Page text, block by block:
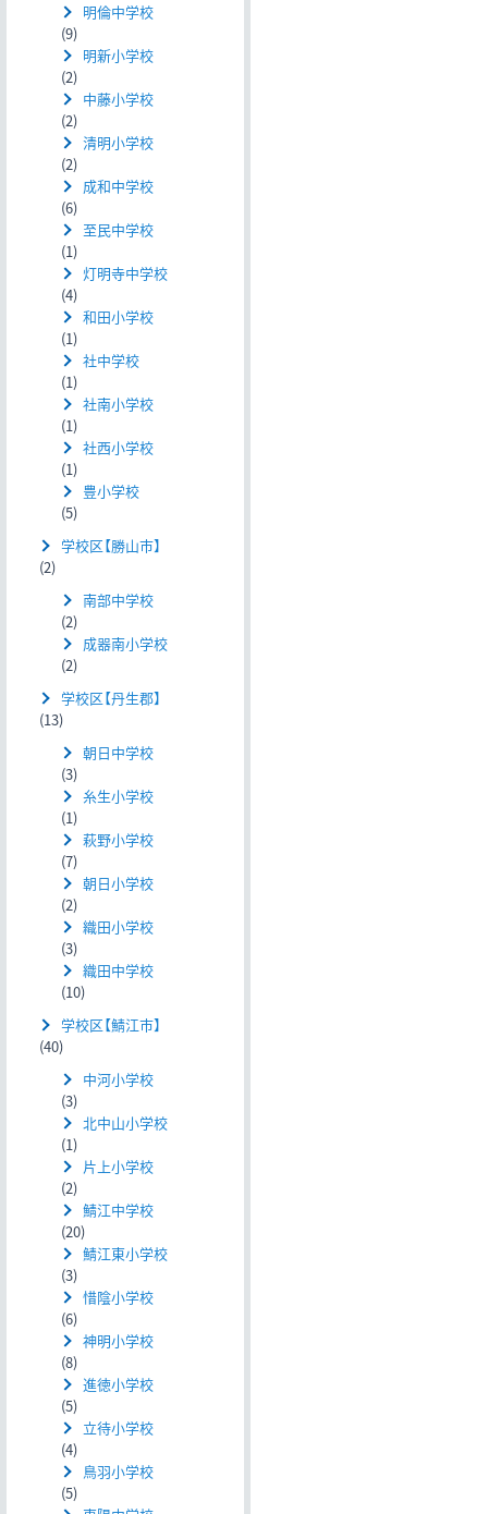
明倫中学校
(9)
明新小学校
(2)
中藤小学校
(2)
清明小学校
(2)
成和中学校
(6)
至民中学校
(1)
灯明寺中学校
(4)
和田小学校
(1)
社中学校
(1)
社南小学校
(1)
社西小学校
(1)
豊小学校
(5)
学校区【勝山市】
(2)
南部中学校
(2)
成器南小学校
(2)
学校区【丹生郡】
(13)
朝日中学校
(3)
糸生小学校
(1)
萩野小学校
(7)
朝日小学校
(2)
織田小学校
(3)
織田中学校
(10)
学校区【鯖江市】
(40)
中河小学校
(3)
北中山小学校
(1)
片上小学校
(2)
鯖江中学校
(20)
鯖江東小学校
(3)
惜陰小学校
(6)
神明小学校
(8)
進徳小学校
(5)
立待小学校
(4)
鳥羽小学校
(5)